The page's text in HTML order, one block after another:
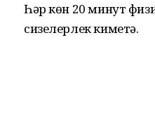
Һәр көн 20 минут
сизелерлек киметә.